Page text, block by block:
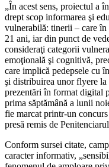
„În acest sens, proiectul a
drept scop informarea şi
vulnerabilă: tinerii – care în
21 ani, iar din punct de
consideraţi categorii
emoţională şi cognitivă,
care implică pedepsele cu
şi distribuirea unor flyere
prezentări în format digital
prima săptămână a lunii
fie marcat printr-un
presă remis de
Conform sursei citate,
caracter informativ,